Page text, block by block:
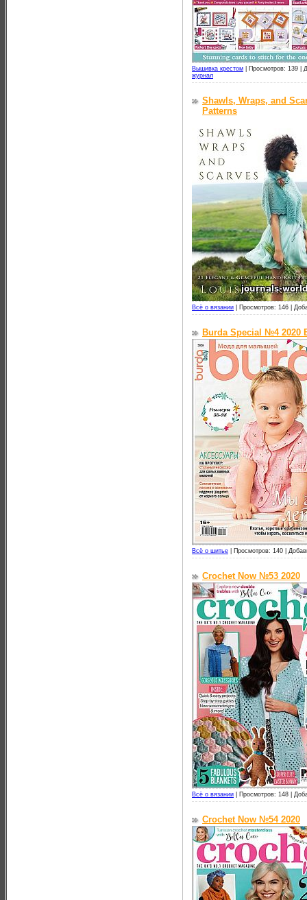
Вышивка крестом Просмотров: 139 |
журнал
Shawls, Wraps, and
Patterns
Всё о вязании Просмотров: 146 |
Burdа Special №4 2020
Всё о шитье Просмотров: 140 |
Crochet Now №53 2020
Всё о вязании Просмотров: 148 |
Crochet Now №54 2020